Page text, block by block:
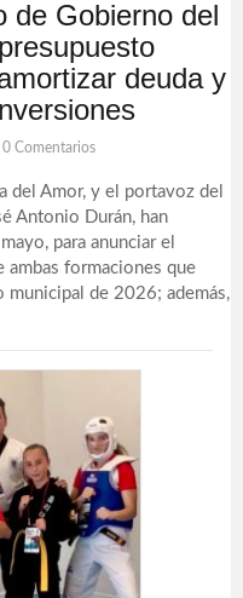
de Gobierno del
deuda y
0 Comentarios
del Amor, y el portavoz del
Antonio Durán, han
para anunciar el
ambas formaciones que
municipal de 2026; además,